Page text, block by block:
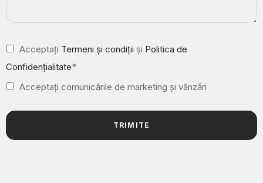
Acceptați Termeni și condiții și Politica de
Confidențialitate*
Acceptați comunicările de marketing și vânzări